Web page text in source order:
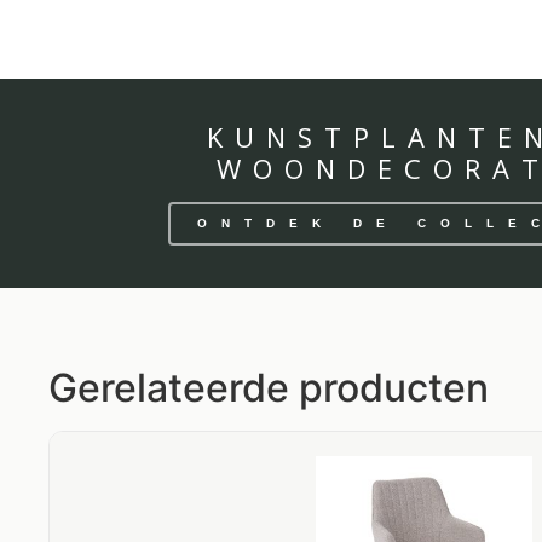
ONTDEK DE
Gerelateerde producten